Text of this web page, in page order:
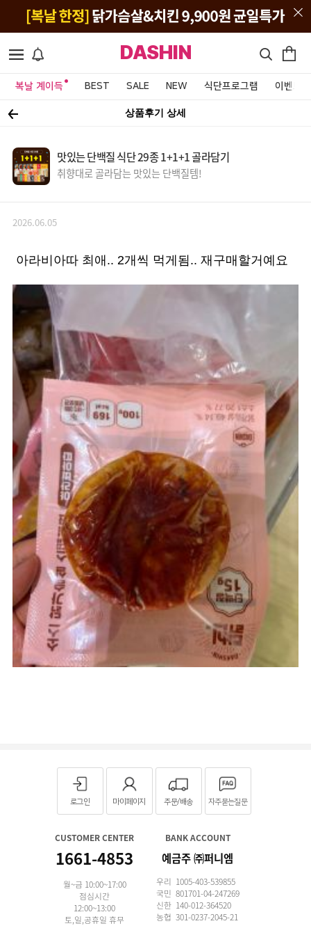
DASHIN
복날 계이득 BEST SALE NEW 식단프로그램 이벤트&
상품후기 상세
맛있는 단백질 식단 29종 1+1+1 골라담기
취향대로 골라담는 맛있는 단백질템!
2026.06.05
아라비아따 최애.. 2개씩 먹게됨.. 재구매할거예요
로그인 마이페이지 주문/배송 자주묻는질문
CUSTOMER CENTER
1661-4853
월~금 10:00~17:00
점심시간
12:00~13:00
토,일,공휴일 휴무
BANK ACCOUNT
예금주 ㈜퍼니엠
우리 1005-403-539855
국민 801701-04-247269
신한 140-012-364520
농협 301-0237-2045-21